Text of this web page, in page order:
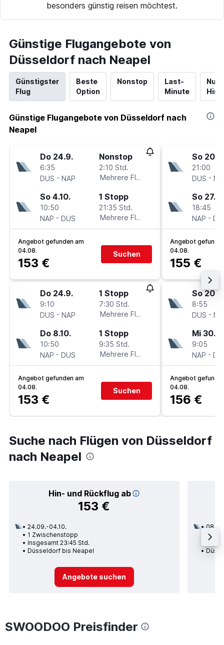
besonders günstig reisen möchtest.
Günstige Flugangebote von
Düsseldorf nach Neapel
Günstigster
Flug
Beste
Option
Nonstop
Last-
Minute
Nur
Günstige Flugangebote von Düsseldorf nach
Neapel
Do 24.9.
6:35
DUS - NAP
Nonstop
2:10 Std.
Mehrere Fluglinien
So 4.10.
10:50
NAP - DUS
1 Stopp
21:35 Std.
Mehrere Fluglinien
Angebot gefunden am
04.08.
153 €
Suchen
Do 24.9.
9:10
DUS - NAP
1 Stopp
7:30 Std.
Mehrere Fluglinien
Do 8.10.
10:50
NAP - DUS
1 Stopp
9:35 Std.
Mehrere Fluglinien
Angebot gefunden am
04.08.
153 €
Suchen
So 20.9.
21:00
DUS -
So 27.9.
18:45
NAP -
Angebot
04.08.
155 €
So 20.9.
8:55
DUS -
Mi 30.9.
9:05
NAP -
Angebot
04.08.
156 €
Suche nach Flügen von Düsseldorf
nach Neapel
Hin- und Rückflug ab
153 €
24.09.-04.10.
1 Zwischenstopp
Insgesamt 23:45 Std.
Düsseldorf bis Neapel
Angebote suchen
1
SWOODOO Preisfinder